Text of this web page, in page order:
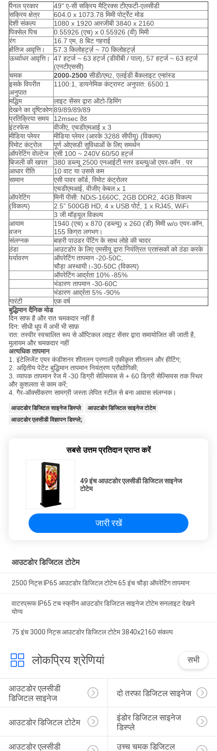
पैनल प्रकार
49" ए-सी सक्रिय मैट्रिक्स टीएफटी-एलसीडी
सक्रिय क्षेत्र
604.0 x 1073.78 मिमी पोर्ट्रेट मोड
देशी संकल्प
1080 x 1920 आरजीबी 3840 x 2160
पिक्सेल पिच
0.55926 (एच) x 0.55926 (वी) मिमी
रंग
16.7 एम, 8 बिट गहराई
क्षैतिज आवृत्ति।
57.3 किलोहर्ट्ज़ ~ 70 किलोहर्ट्ज़
ऊर्ध्वाधर आवृत्ति।
47 हर्ट्ज ~ 63 हर्ट्ज (डीवीबी / पाल), 57 हर्ट्ज ~ 63 हर्ट्ज
(एनटीएससी)
चमक
2000-2500सीडी/एम2, एलईडी बैकलाइट एन्हांस्ड
इसके विपरीत
अनुपात
1100:1, डायनेमिक कंट्रास्ट अनुपात: 6500:1
मद्धिम
लाइट सेंसर द्वारा ऑटो-डिमिंग
देखने का दृष्टिकोण89/89/89/89
प्रतिक्रिया समय
12msec ठेठ
इंटरफेस
वीजीए, एचडीएमआई x 3
मीडिया प्लेयर
मीडिया प्लेयर (आरके 3288 सीपीयू) (विकल्प)
रिमोट कंट्रोल
पूर्ण ओएसडी सुविधाओं के लिए समर्थन
ऑपरेटिंग वोल्टेज
एसी 100 ~ 240V 60/50 हर्ट्ज
बिजली की खपत
380 डब्ल्यू 2500 एनआईटी स्तर डब्ल्यू/ओ एयर-कॉन . पर
आधार रीति
10 वाट या उससे कम
सामान
एसी पावर कॉर्ड, रिमोट कंट्रोलर
एचडीएमआई, वीजीए केबल x 1
ऑपरेटिंग
मिनी पीसी: NDiS-1660C, 2GB DDR2, 4GB विकल्प
(विकल्प)
2.5” 500GB HD, 4 x USB पोर्ट, 1 x RJ45, WiFi
3 जी मॉड्यूल विकल्प
आयाम
वजन
1940 (एच) x 870 (डब्ल्यू) x 260 (डी) मिमी w/o एयर-कॉन,
155 किग्रा लगभग।
संलग्नक
बाहरी पाउडर पेंटिंग के साथ लोहे की चादर
ठंडा
आउटडोर के लिए एमसीयू द्वारा नियंत्रित प्रशंसकों को ठंडा करके
पर्यावरण
ऑपरेटिंग तापमान -20-50C,
चौड़ा अस्थायी।-30-50C (विकल्प)
ऑपरेटिंग आर्द्रता 10% -85%
भंडारण तापमान -30-60C
भंडारण आर्द्रता 5% -90%
गारंटी
एक वर्ष
बुद्धिमान दैनिक मोड
दिन साफ ​​है और रात चमकदार नहीं है
दिन: सीधी धूप में अभी भी साफ़
रात: तस्वीर स्वचालित रूप से ऑप्टिकल लाइट सेंसर द्वारा समायोजित की जाती है,
मुलायम और चमकदार नहीं
अत्यधिक तापमान
1. इंटेलिजेंट एयर कंडीशनर शीतलन प्रणाली एकीकृत शीतलन और हीटिंग;
2. अद्वितीय पेटेंट बुद्धिमान तापमान नियंत्रण प्रौद्योगिकी;
3. व्यापक तापमान रेंज में -30 डिग्री सेल्सियस से + 60 डिग्री सेल्सियस तक स्थिर
और कुशलता से काम करें;
4. गैर-ऑक्सीकरण सामग्री जस्ता लेपित स्टील से बना आवास संलग्नक।
आउटडोर डिजिटल साइनेज डिस्प्ले
आउटडोर डिजिटल साइनेज टोटेम
आउटडोर एलसीडी विज्ञापन डिस्प्ले;
सबसे उत्तम प्रतिदान प्राप्त करें
49 इंच आउटडोर एलसीडी डिजिटल साइनेज
टोटेम
जारी रखें
आउटडोर डिजिटल टोटेम
2500 निट्स IP65 आउटडोर डिजिटल टोटेम 65 इंच चौड़ा ऑपरेटिंग तापमान:
वाटरप्रूफ IP65 टच स्क्रीन आउटडोर डिजिटल साइनेज टोटेम सनलाइट देखने
योग्य
75 इंच 3000 निट्स आउटडोर डिजिटल टोटेम 3840x2160 संकल्प
लोकप्रिय श्रेणियां सभी
आउटडोर एलसीडी
डिजिटल साइनेज
दो तरफा डिजिटल साइनेज
आउटडोर डिजिटल टोटेम
इंडोर डिजिटल साइनेज
डिस्प्ले
आउटडोर एलसीडी
उच्च चमक डिजिटल